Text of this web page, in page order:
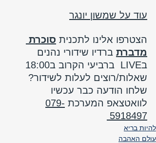
עוד על שמשון יונגר
הצטרפו אלינו לתכנית סוכרת
מדברת ברדיו שידורי נהנים
בLIVE  ברביעי הקרוב ב18:00
שאלות/רוצים לעלות לשידור?
שלחו הודעה כבר עכשיו
לוואטצאפ המערכת 079-
5918497
להיות בריא
עולם האהבה